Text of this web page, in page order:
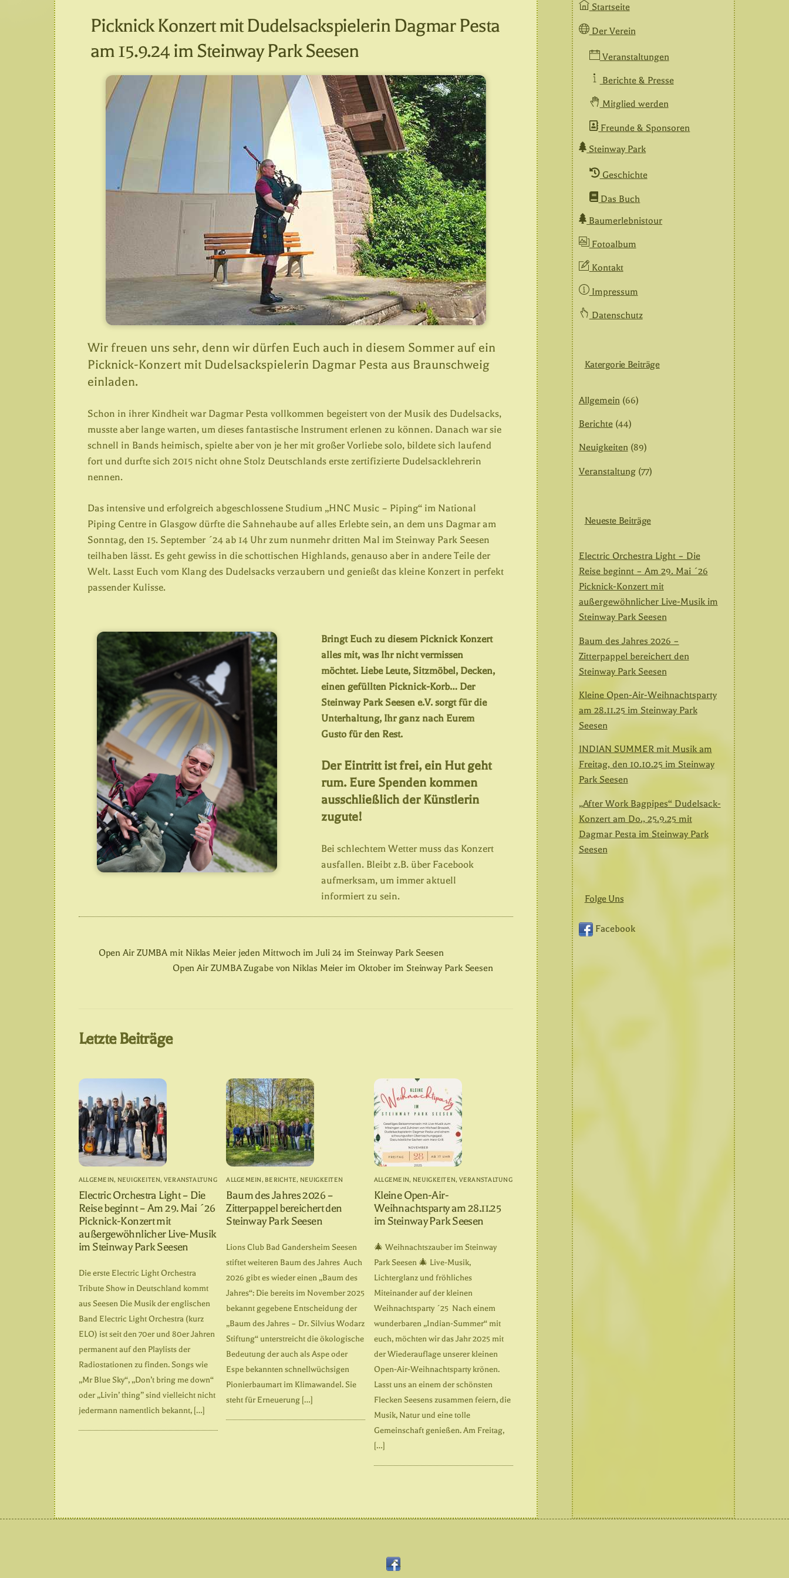
Picknick Konzert mit Dudelsackspielerin Dagmar Pesta
am 15.9.24 im Steinway Park Seesen
Wir freuen uns sehr, denn wir dürfen Euch auch in diesem Sommer auf ein
Picknick-Konzert mit Dudelsackspielerin Dagmar Pesta aus Braunschweig
einladen.
Schon in ihrer Kindheit war Dagmar Pesta vollkommen begeistert von der Musik des Dudelsacks,
musste aber lange warten, um dieses fantastische Instrument erlenen zu können. Danach war sie
schnell in Bands heimisch, spielte aber von je her mit großer Vorliebe solo, bildete sich laufend
fort und durfte sich 2015 nicht ohne Stolz Deutschlands erste zertifizierte Dudelsacklehrerin
nennen.
Das intensive und erfolgreich abgeschlossene Studium „HNC Music – Piping“ im National
Piping Centre in Glasgow dürfte die Sahnehaube auf alles Erlebte sein, an dem uns Dagmar am
Sonntag, den 15. September ´24 ab 14 Uhr zum nunmehr dritten Mal im Steinway Park Seesen
teilhaben lässt. Es geht gewiss in die schottischen Highlands, genauso aber in andere Teile der
Welt. Lasst Euch vom Klang des Dudelsacks verzaubern und genießt das kleine Konzert in perfekt
passender Kulisse.
Bringt Euch zu diesem Picknick Konzert
alles mit, was Ihr nicht vermissen
möchtet. Liebe Leute, Sitzmöbel, Decken,
einen gefüllten Picknick-Korb… Der
Steinway Park Seesen e.V. sorgt für die
Unterhaltung, Ihr ganz nach Eurem
Gusto für den Rest.
Der Eintritt ist frei, ein Hut geht
rum. Eure Spenden kommen
ausschließlich der Künstlerin
zugute!
Bei schlechtem Wetter muss das Konzert
ausfallen. Bleibt z.B. über Facebook
aufmerksam, um immer aktuell
informiert zu sein.
Open Air ZUMBA mit Niklas Meier jeden Mittwoch im Juli 24 im Steinway Park Seesen
Open Air ZUMBA Zugabe von Niklas Meier im Oktober im Steinway Park Seesen
Letzte Beiträge
ALLGEMEIN, NEUIGKEITEN, VERANSTALTUNG
Electric Orchestra Light – Die
Reise beginnt – Am 29. Mai ´26
Picknick-Konzert mit
außergewöhnlicher Live-Musik
im Steinway Park Seesen
Die erste Electric Light Orchestra
Tribute Show in Deutschland kommt
aus Seesen Die Musik der englischen
Band Electric Light Orchestra (kurz
ELO) ist seit den 70er und 80er Jahren
permanent auf den Playlists der
Radiostationen zu finden. Songs wie
„Mr Blue Sky“, „Don’t bring me down“
oder „Livin’ thing” sind vielleicht nicht
jedermann namentlich bekannt, […]
ALLGEMEIN, BERICHTE, NEUIGKEITEN
Baum des Jahres 2026 –
Zitterpappel bereichert den
Steinway Park Seesen
Lions Club Bad Gandersheim Seesen
stiftet weiteren Baum des Jahres Auch
2026 gibt es wieder einen „Baum des
Jahres“: Die bereits im November 2025
bekannt gegebene Entscheidung der
„Baum des Jahres – Dr. Silvius Wodarz
Stiftung“ unterstreicht die ökologische
Bedeutung der auch als Aspe oder
Espe bekannten schnellwüchsigen
Pionierbaumart im Klimawandel. Sie
steht für Erneuerung […]
ALLGEMEIN, NEUIGKEITEN, VERANSTALTUNG
Kleine Open-Air-
Weihnachtsparty am 28.11.25
im Steinway Park Seesen
🎄 Weihnachtszauber im Steinway
Park Seesen 🎄 Live-Musik,
Lichterglanz und fröhliches
Miteinander auf der kleinen
Weihnachtsparty ´25 Nach einem
wunderbaren „Indian-Summer“ mit
euch, möchten wir das Jahr 2025 mit
der Wiederauflage unserer kleinen
Open-Air-Weihnachtsparty krönen.
Lasst uns an einem der schönsten
Flecken Seesens zusammen feiern, die
Musik, Natur und eine tolle
Gemeinschaft genießen. Am Freitag,
[…]
Startseite
Der Verein
Veranstaltungen
Berichte & Presse
Mitglied werden
Freunde & Sponsoren
Steinway Park
Geschichte
Das Buch
Baumerlebnistour
Fotoalbum
Kontakt
Impressum
Datenschutz
Katergorie Beiträge
Allgemein(66)
Berichte(44)
Neuigkeiten(89)
Veranstaltung(77)
Neueste Beiträge
Electric Orchestra Light – Die
Reise beginnt – Am 29. Mai ´26
Picknick-Konzert mit
außergewöhnlicher Live-Musik im
Steinway Park Seesen
Baum des Jahres 2026 –
Zitterpappel bereichert den
Steinway Park Seesen
Kleine Open-Air-Weihnachtsparty
am 28.11.25 im Steinway Park
Seesen
INDIAN SUMMER mit Musik am
Freitag, den 10.10.25 im Steinway
Park Seesen
„After Work Bagpipes“ Dudelsack-
Konzert am Do., 25.9.25 mit
Dagmar Pesta im Steinway Park
Seesen
Folge Uns
Facebook
Back